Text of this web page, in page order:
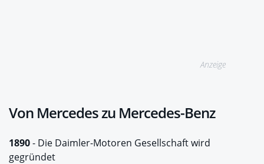
Anzeige
Von Mercedes zu Mercedes-Benz
1890- Die Daimler-Motoren Gesellschaft wird
gegründet